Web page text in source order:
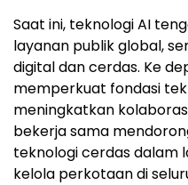
Saat ini, teknologi AI
layanan publik global,
digital dan cerdas. Ke
memperkuat fondasi
meningkatkan
bekerja sama
teknologi cerdas dalam
kelola perkotaan di